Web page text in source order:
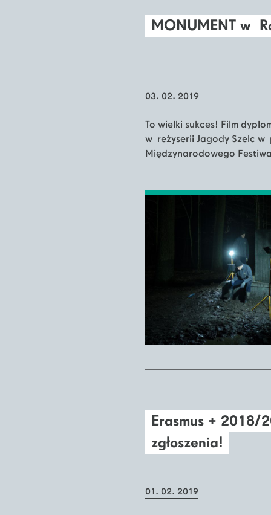
MONUMENT w
03. 02. 2019
To wielki sukces! Film
w reżyserii Jagody Szelc w
Międzynarodowego
Erasmus + 2018/
zgłoszenia!
01. 02. 2019